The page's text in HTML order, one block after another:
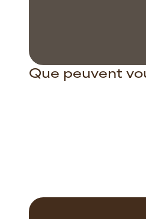
Que peuvent